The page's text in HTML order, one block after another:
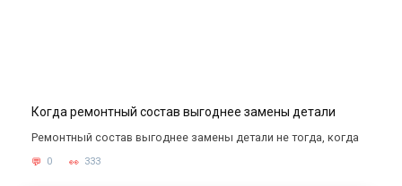
Когда ремонтный состав выгоднее замены детали
Ремонтный состав выгоднее замены детали не тогда, когда
0 333